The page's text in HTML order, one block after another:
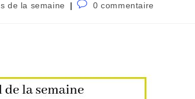
de la semaine 0 commentaire